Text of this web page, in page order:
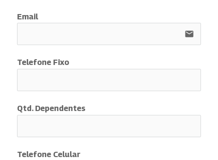
Email
email
Telefone Fixo
Qtd. Dependentes
Telefone Celular